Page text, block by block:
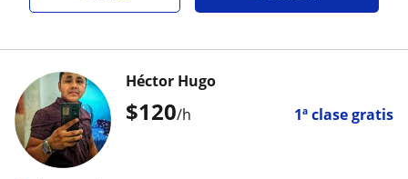
$120/h 1ª clase gratis
Héctor Hugo